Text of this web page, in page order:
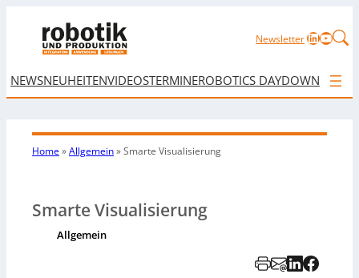
NewsletterLinkedIn
NEWSNEUHEITENVIDEOSTERMINEROBOTICS DAYDOWNLOAD
Home»Allgemein»Smarte Visualisierung
Smarte Visualisierung
Allgemein